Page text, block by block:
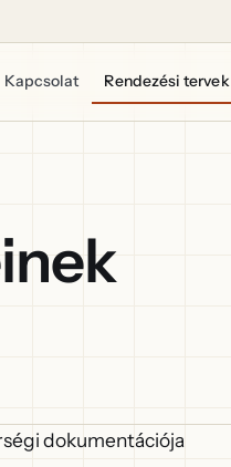
Kapcsolat Rendezési tervek
dokumentációja